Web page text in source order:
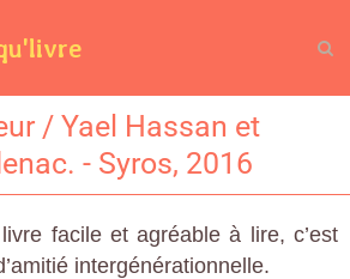
/ Yael Hassan et
- Syros, 2016
facile et agréable à lire, c’est
intergénérationnelle.